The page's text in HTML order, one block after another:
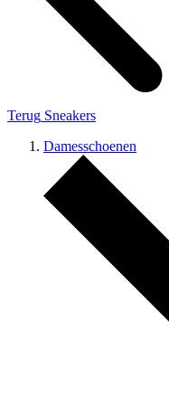
Terug Sneakers
Damesschoenen